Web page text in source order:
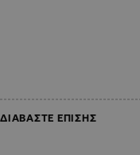
ΔΙΑΒΑΣΤΕ ΕΠΙΣΗΣ